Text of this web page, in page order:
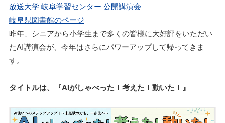
放送大学 岐阜学習センター 公開講演会
岐阜県図書館のページ
昨年、シニアから小学生まで多くの皆様に大好評をいただい
たAI講演会が、今年はさらにパワーアップして帰ってきま
す。
タイトルは、『AIがしゃべった！考えた！動いた！』